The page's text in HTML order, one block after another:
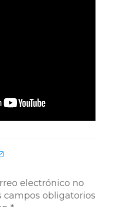
electrónico no
campos obligatorios